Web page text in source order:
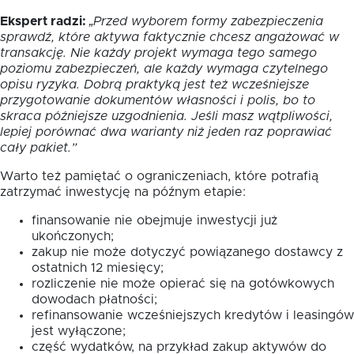
Ekspert radzi: „Przed wyborem formy zabezpieczenia
sprawdź, które aktywa faktycznie chcesz angażować w
transakcję. Nie każdy projekt wymaga tego samego
poziomu zabezpieczeń, ale każdy wymaga czytelnego
opisu ryzyka. Dobrą praktyką jest też wcześniejsze
przygotowanie dokumentów własności i polis, bo to
skraca późniejsze uzgodnienia. Jeśli masz wątpliwości,
lepiej porównać dwa warianty niż jeden raz poprawiać
cały pakiet.”
Warto też pamiętać o ograniczeniach, które potrafią
zatrzymać inwestycję na późnym etapie:
finansowanie nie obejmuje inwestycji już
ukończonych;
zakup nie może dotyczyć powiązanego dostawcy z
ostatnich 12 miesięcy;
rozliczenie nie może opierać się na gotówkowych
dowodach płatności;
refinansowanie wcześniejszych kredytów i leasingów
jest wyłączone;
część wydatków, na przykład zakup aktywów do